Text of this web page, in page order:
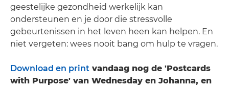
geestelijke gezondheid werkelijk kan
ondersteunen en je door die stressvolle
gebeurtenissen in het leven heen kan helpen. En
niet vergeten: wees nooit bang om hulp te vragen.
Download en print vandaag nog de 'Postcards
with Purpose' van Wednesday en Johanna, en